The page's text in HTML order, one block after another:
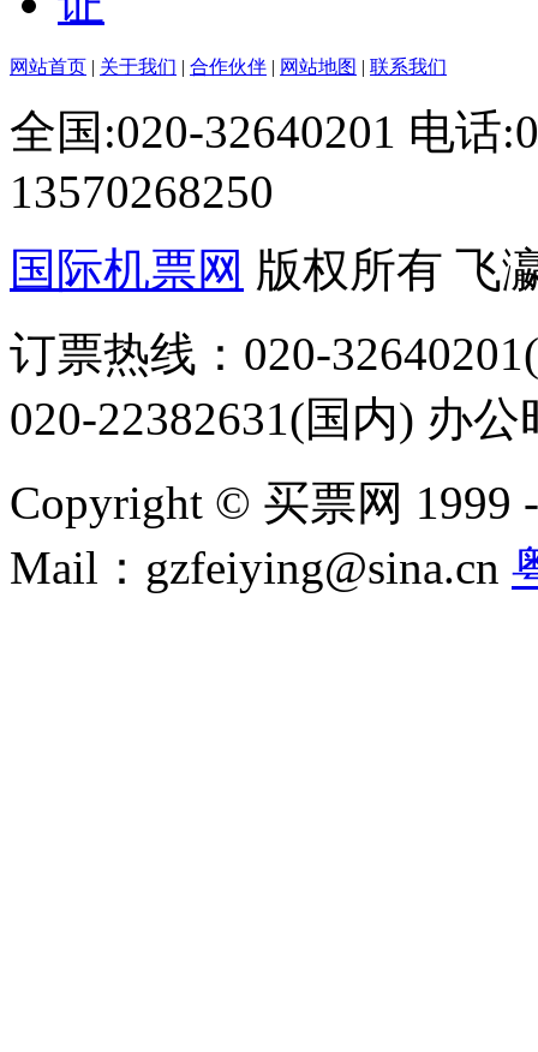
网站首页 | 关于我们 | 合作伙伴 | 网站地图 | 联系我们
全国:020-32640201 电话
13570268250
国际机票网 版权所有 飞
订票热线：020-
020-22382631(国内) 办
Copyright © 买票网 1999
Mail：gzfeiying@sina.cn